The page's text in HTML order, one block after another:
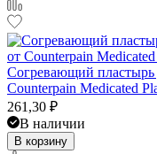
Согревающий
Counterpain Medicated
261,30 ₽
В наличии
В корзину